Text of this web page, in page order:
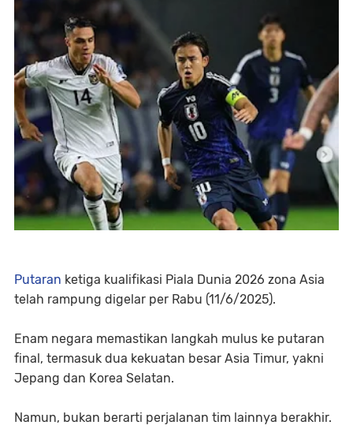
Putaran ketiga kualifikasi Piala Dunia 2026 zona Asia
telah rampung digelar per Rabu (11/6/2025).
Enam negara memastikan langkah mulus ke putaran
final, termasuk dua kekuatan besar Asia Timur, yakni
Jepang dan Korea Selatan.
Namun, bukan berarti perjalanan tim lainnya berakhir.